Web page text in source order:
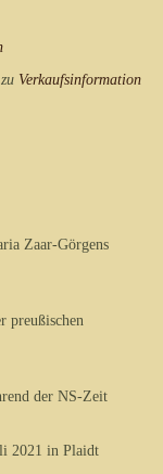
Verkaufsinformation
Zaar-Görgens
preußischen
der NS-Zeit
2021 in Plaidt